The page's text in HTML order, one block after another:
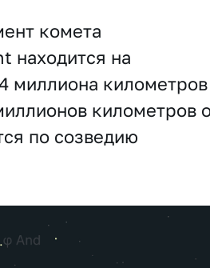
комета
находится на
миллиона
километров
по созведию